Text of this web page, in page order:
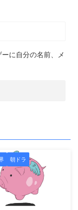
に自分の名前、メ
朝ドラ